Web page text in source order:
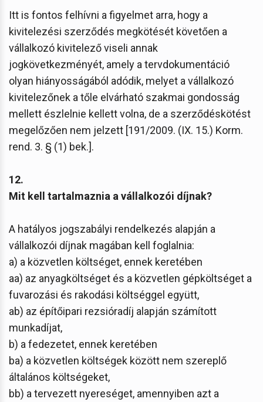
Itt is fontos felhívni a figyelmet arra, hogy a
kivitelezési szerződés megkötését követően a
vállalkozó kivitelező viseli annak
jogkövetkezményét, amely a tervdokumentáció
olyan hiányosságából adódik, melyet a vállalkozó
kivitelezőnek a tőle elvárható szakmai gondosság
mellett észlelnie kellett volna, de a szerződéskötést
megelőzően nem jelzett [191/2009. (IX. 15.) Korm.
rend. 3. § (1) bek.].
12.
Mit kell tartalmaznia a vállalkozói díjnak?
A hatályos jogszabályi rendelkezés alapján a
vállalkozói díjnak magában kell foglalnia:
a) a közvetlen költséget, ennek keretében
aa) az anyagköltséget és a közvetlen gépköltséget a
fuvarozási és rakodási költséggel együtt,
ab) az építőipari rezsióradíj alapján számított
munkadíjat,
b) a fedezetet, ennek keretében
ba) a közvetlen költségek között nem szereplő
általános költségeket,
bb) a tervezett nyereséget, amennyiben azt a